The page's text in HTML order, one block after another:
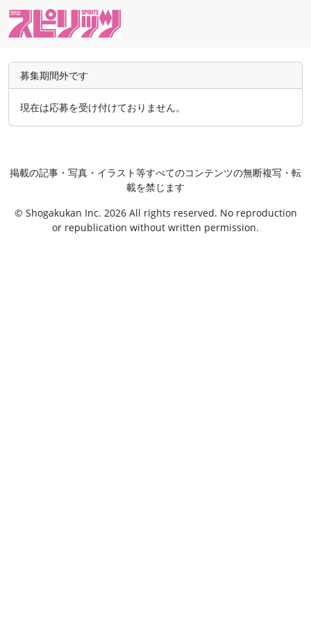
募集期間外です
現在は応募を受け付けておりません。
掲載の記事・写真・イラスト等すべてのコンテンツの無断複写・転
載を禁じます
© Shogakukan Inc. 2026 All rights reserved. No reproduction
or republication without written permission.